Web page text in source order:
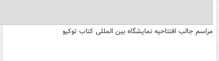
مراسم جالب افتتاحیه نمایشگاه بین المللی کتاب توکیو